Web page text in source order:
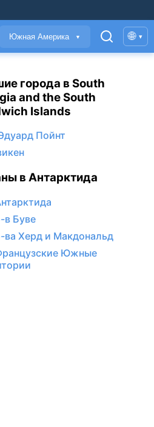
Южная Америка ▼ 🌐 ▾
города в South
and the South
Islands
Пойнт
в Антарктида
Буве
Херд и Макдональд
Южные